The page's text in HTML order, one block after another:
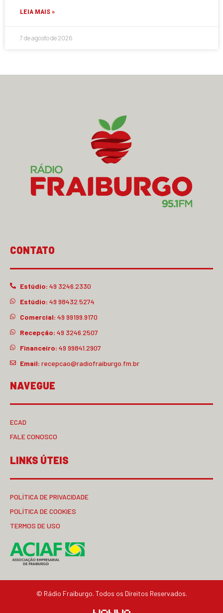
LEIA MAIS »
7 de agosto de 2026
CONTATO
Estúdio: 49 3246.2330
Estúdio: 49 98432.5274
Comercial: 49 99199.9170
Recepção: 49 3246.2507
Financeiro: 49 99841.2907
Email: recepcao@radiofraiburgo.fm.br
NAVEGUE
ECAD
FALE CONOSCO
LINKS ÚTEIS
POLÍTICA DE PRIVACIDADE
POLÍTICA DE COOKIES
TERMOS DE USO
© Rádio Fraiburgo. Todos os Direitos Reservados.